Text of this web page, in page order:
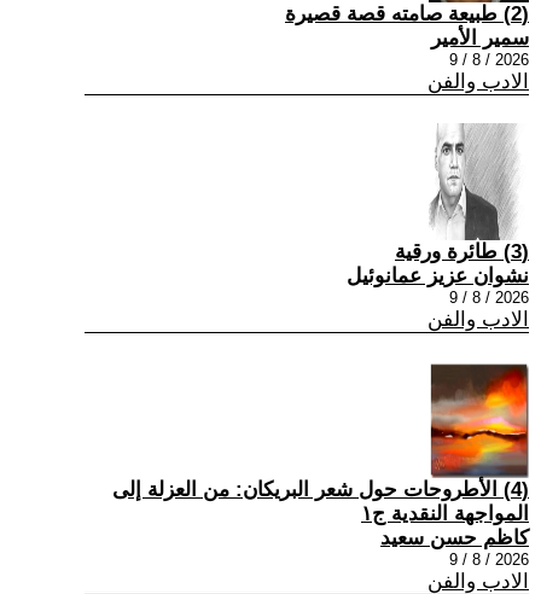
(2) طبيعة صامته قصة قصيرة
سمير الأمير
2026 / 8 / 9
الادب والفن
(3) طائرة ورقية
نشوان عزيز عمانوئيل
2026 / 8 / 9
الادب والفن
(4) الأطروحات حول شعر البريكان: من العزلة إلى
المواجهة النقدية ج١
كاظم حسن سعيد
2026 / 8 / 9
الادب والفن